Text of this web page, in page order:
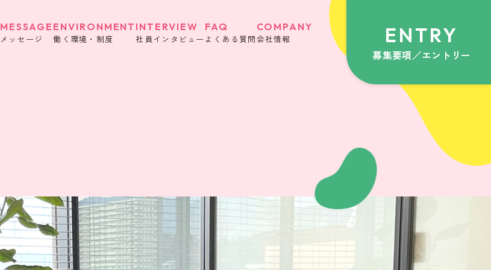
MESSAGE
メッセージ
ENVIRONMENT
働く環境・制度
INTERVIEW
社員インタビュー
FAQ
よくある質問
COMPANY
会社情報 ENTRY
募集要項／エントリー